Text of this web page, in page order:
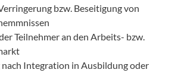
bzw. Beseitigung von
Teilnehmer an den Arbeits- bzw.
Integration in Ausbildung oder